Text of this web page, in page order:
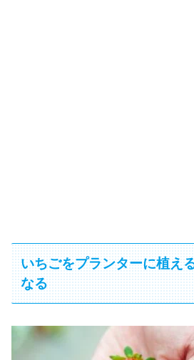
いちごをプランターに植え
なる